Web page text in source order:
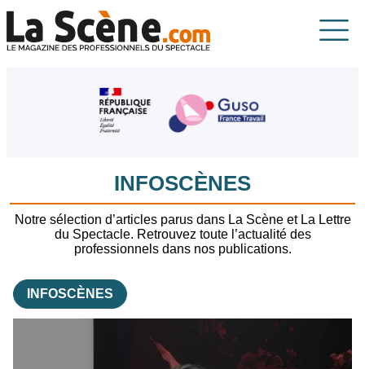
INFOSCÈNES
Notre sélection d’articles parus dans La Scène et La Lettre
du Spectacle. Retrouvez toute l’actualité des
professionnels dans nos publications.
INFOSCÈNES